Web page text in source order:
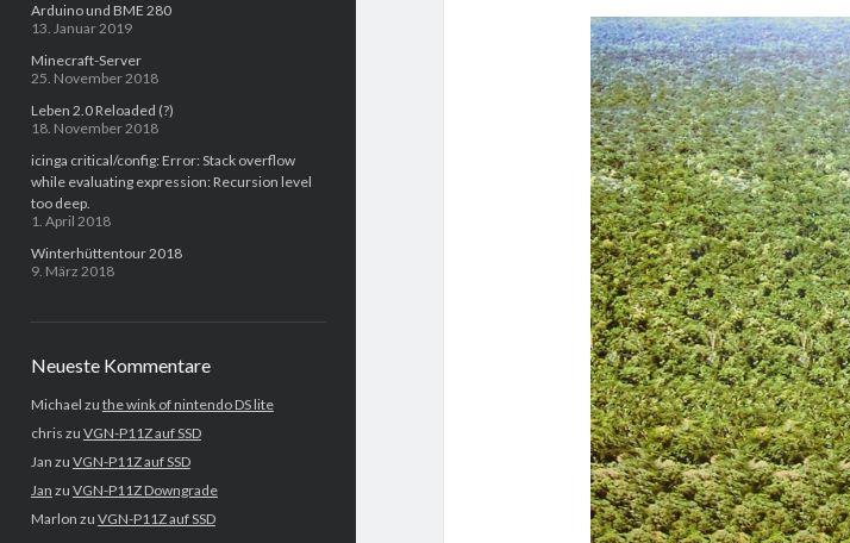
Arduino und BME 280
13. Januar 2019
Minecraft-Server
25. November 2018
Leben 2.0 Reloaded (?)
18. November 2018
icinga critical/config: Error: Stack overflow
while evaluating expression: Recursion level
too deep.
1. April 2018
Winterhüttentour 2018
9. März 2018
Neueste Kommentare
Michael zu the wink of nintendo DS lite
chris zu VGN-P11Z auf SSD
Jan zu VGN-P11Z auf SSD
Jan zu VGN-P11Z Downgrade
Marlon zu VGN-P11Z auf SSD